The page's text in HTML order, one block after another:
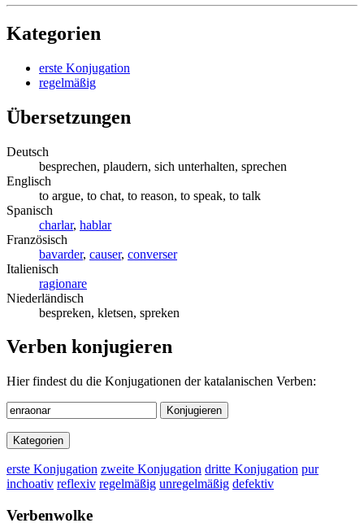
Kategorien
erste Konjugation
regelmäßig
Übersetzungen
Deutsch
besprechen, plaudern, sich unterhalten, sprechen
Englisch
to argue, to chat, to reason, to speak, to talk
Spanisch
charlar, hablar
Französisch
bavarder, causer, converser
Italienisch
ragionare
Niederländisch
bespreken, kletsen, spreken
Verben konjugieren
Hier findest du die Konjugationen der katalanischen Verben:
Konjugieren
Kategorien
erste Konjugation zweite Konjugation dritte Konjugation pur
inchoativ reflexiv regelmäßig unregelmäßig defektiv
Verbenwolke